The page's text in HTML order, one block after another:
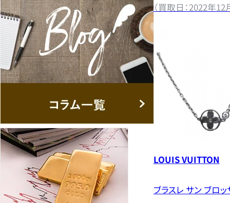
（買取日：2022年12
LOUIS VUITTON
ブラスレ サン ブロ